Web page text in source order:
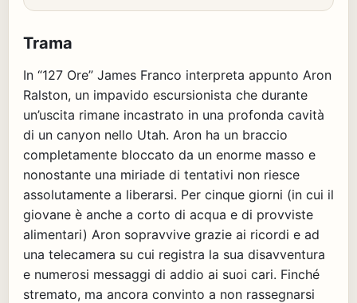
Trama
In “127 Ore” James Franco interpreta appunto Aron
Ralston, un impavido escursionista che durante
un’uscita rimane incastrato in una profonda cavità
di un canyon nello Utah. Aron ha un braccio
completamente bloccato da un enorme masso e
nonostante una miriade di tentativi non riesce
assolutamente a liberarsi. Per cinque giorni (in cui il
giovane è anche a corto di acqua e di provviste
alimentari) Aron sopravvive grazie ai ricordi e ad
una telecamera su cui registra la sua disavventura
e numerosi messaggi di addio ai suoi cari. Finché
stremato, ma ancora convinto a non rassegnarsi